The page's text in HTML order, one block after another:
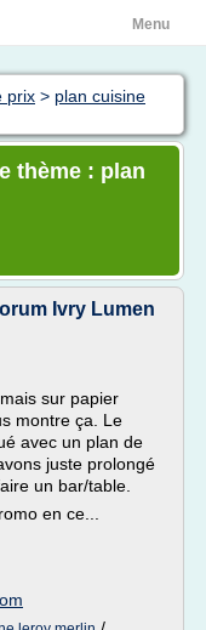
Menu
prix > plan cuisine
thème : plan
Ivry Lumen
sur papier
montre ça. Le
avec un plan de
juste prolongé
un bar/table.
en ce...